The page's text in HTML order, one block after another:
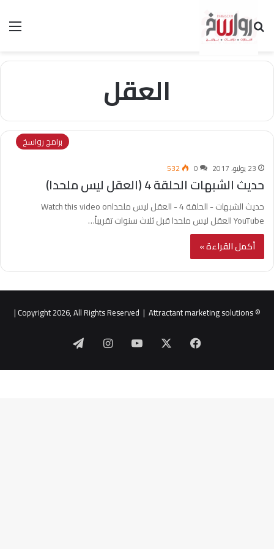
بحث عن
العقل
برامج رواسخ
23 يوليو، 2017 0
532
حديث الشبهات الحلقة 4 (العقل ليس ملحدا)
حديث الشبهات - الحلقة 4 - العقل ليس ملحداWatch this video on
YouTube العقل ليس ملحدا قبل ثلاث سنوات تقريباً…
أكمل القراءة »
© Copyright 2026, All Rights Reserved |
Attractant marketing solutions
|
فيسبوك ‫YouTube انستقرام